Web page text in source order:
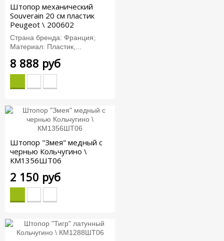
Штопор механический
Souverain 20 см пластик
Peugeot \ 200602
Страна бренда: Франция;
Материал: Пластик,...
8 888 руб
Штопор "Змея" медный с
чернью Кольчугино \
КМ1356ШТ06
2 150 руб